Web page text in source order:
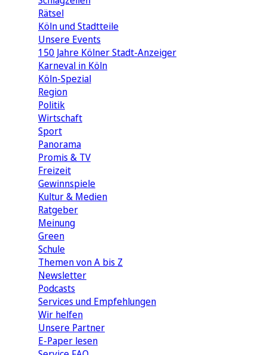
Rätsel
Köln und Stadtteile
Unsere Events
150 Jahre Kölner Stadt-Anzeiger
Karneval in Köln
Köln-Spezial
Region
Politik
Wirtschaft
Sport
Panorama
Promis & TV
Freizeit
Gewinnspiele
Kultur & Medien
Ratgeber
Meinung
Green
Schule
Themen von A bis Z
Newsletter
Podcasts
Services und Empfehlungen
Wir helfen
Unsere Partner
E-Paper lesen